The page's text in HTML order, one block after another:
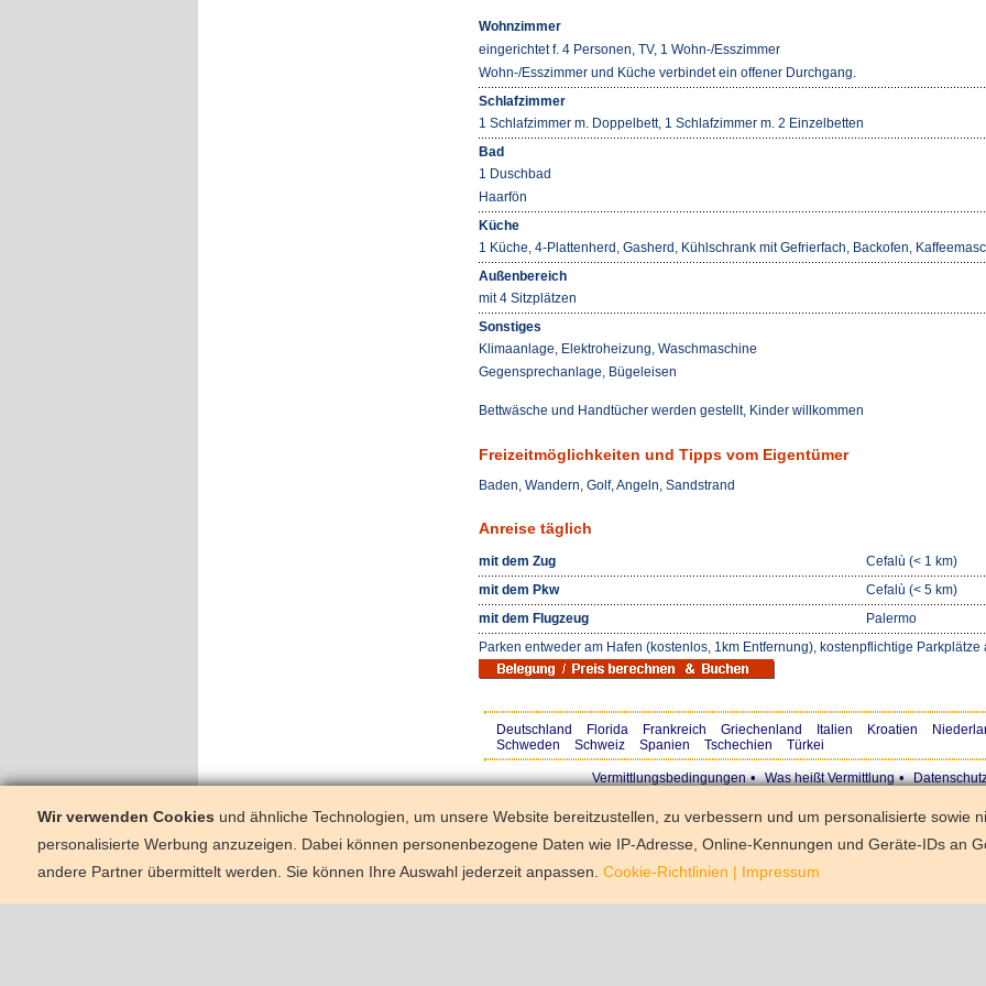
Wohnzimmer
eingerichtet f. 4 Personen, TV, 1 Wohn-/Esszimmer
Wohn-/Esszimmer und Küche verbindet ein offener Durchgang.
Schlafzimmer
1 Schlafzimmer m. Doppelbett, 1 Schlafzimmer m. 2 Einzelbetten
Bad
1 Duschbad
Haarfön
Küche
1 Küche, 4-Plattenherd, Gasherd, Kühlschrank mit Gefrierfach, Backofen,
Außenbereich
mit 4 Sitzplätzen
Sonstiges
Klimaanlage, Elektroheizung, Waschmaschine
Gegensprechanlage, Bügeleisen
Bettwäsche und Handtücher werden gestellt, Kinder willkommen
Freizeitmöglichkeiten und Tipps vom Eigentümer
Baden, Wandern, Golf, Angeln, Sandstrand
Anreise täglich
mit dem Zug
Cefalù (< 1 km)
mit dem Pkw
Cefalù (< 5 km)
mit dem Flugzeug
Palermo
Parken entweder am Hafen (kostenlos, 1km Entfernung), kostenpflichtige
Deutschland Florida Frankreich Griechenland Italien Kroatien
Schweden
Schweiz Spanien Tschechien Türkei
Vermittlungsbedingungen• Was heißt Vermittlung•
Wir verwenden Cookies und ähnliche Technologien, um unsere Website bereitzustellen, zu verbessern und um personalisierte sowie
personalisierte Werbung anzuzeigen. Dabei können personenbezogene Daten wie IP-Adresse, Online-Kennungen und Geräte-IDs an
andere Partner übermittelt werden. Sie können Ihre Auswahl jederzeit anpassen. Cookie-Richtlinien | Impressum